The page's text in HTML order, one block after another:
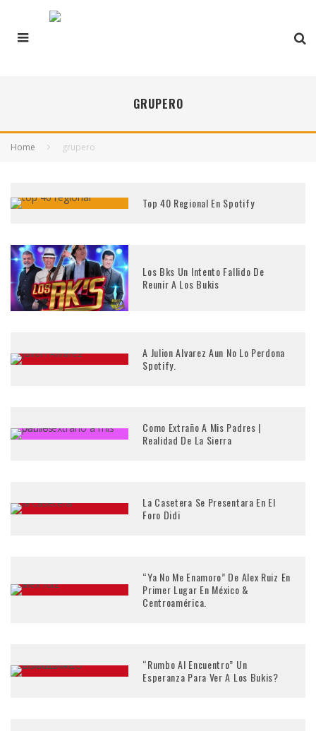
GRUPERO
Home grupero
Top 40 Regional En Spotify
Los Bks Un Intento Fallido De
Reunir A Los Bukis
A Julion Alvarez Aun No Lo Perdona
Spotify.
Como Extraño A Mis Padres |
Realidad De La Sierra
La Casetera Se Presentara En El
Foro Didi
“Ya No Me Enamoro” De Alex Ruiz En
Primer Lugar En México &
Centroamérica.
“Rumbo Al Encuentro” Un
Esperanza Para Ver A Los Bukis?